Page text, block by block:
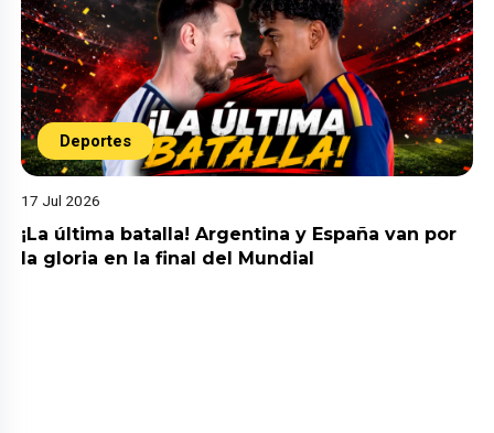
Deportes
17 Jul 2026
¡La última batalla! Argentina y España van por
la gloria en la final del Mundial